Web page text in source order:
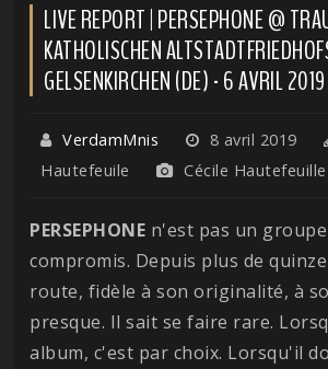
LIVE REPORT | PERSEPHONE @
KATHOLISCHEN
GELSENKIRCHEN (DE) - 6 AVRIL 2019
VerdamMnis 8 avril 2019
Hautefeuile
Cécile Hautefeuille
PERSEPHONE n'est pas un
compromis. Depuis plus de
route, fidèle à son originalité, à
presque. Il sait se faire rare.
album, c'est par choix. Lorsqu'il